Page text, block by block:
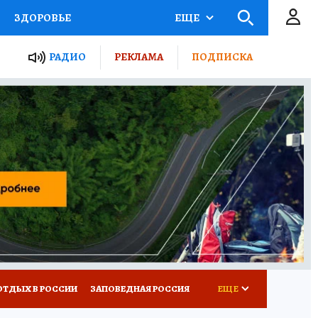
ЗДОРОВЬЕ
ПРОЕКТЫ РОССИИ
ПУТЕВОДИТЕЛЬ
ТУРИЗМ
ПОТРЕБИТЕЛЯ ВСЕ О КП
ЕЩЕ
РАДИО РЕКЛАМА ПОДПИСКА
В РОССИИ ЗАПОВЕДНАЯ РОССИЯ ЕЩЕ